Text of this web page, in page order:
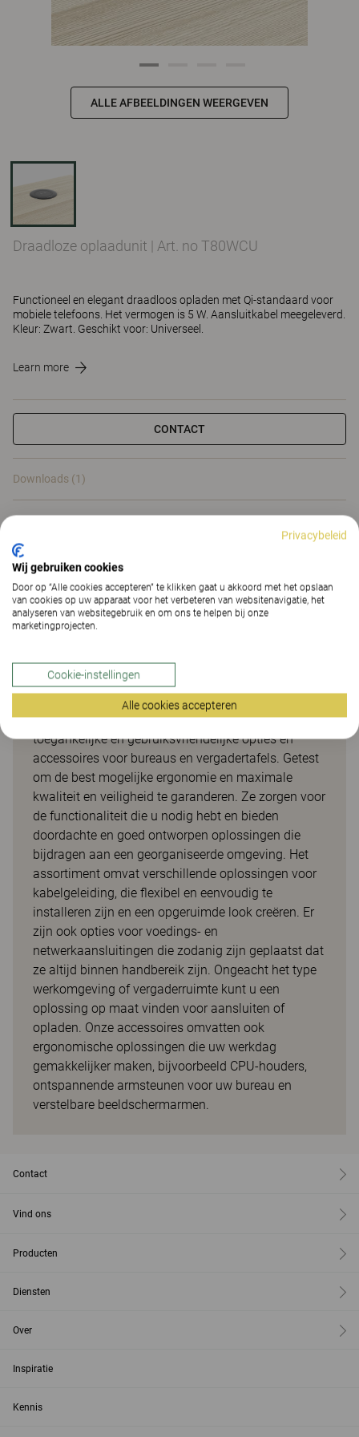
ALLE AFBEELDINGEN WEERGEVEN
Draadloze oplaadunit | Art. no T80WCU
Functioneel en elegant draadloos opladen met Qi-standaard voor
mobiele telefoons. Het vermogen is 5 W. Aansluitkabel meegeleverd.
Kleur: Zwart. Geschikt voor: Universeel.
Learn more
CONTACT
Downloads (1)
Slimme opties en accessoires
voor bureaus en
vergadertafels
Opti is ons slimme assortiment eenvoudig
toegankelijke en gebruiksvriendelijke opties en
accessoires voor bureaus en vergadertafels. Getest
om de best mogelijke ergonomie en maximale
kwaliteit en veiligheid te garanderen. Ze zorgen voor
de functionaliteit die u nodig hebt en bieden
doordachte en goed ontworpen oplossingen die
bijdragen aan een georganiseerde omgeving. Het
assortiment omvat verschillende oplossingen voor
kabelgeleiding, die flexibel en eenvoudig te
installeren zijn en een opgeruimde look creëren. Er
zijn ook opties voor voedings- en
netwerkaansluitingen die zodanig zijn geplaatst dat
ze altijd binnen handbereik zijn. Ongeacht het type
werkomgeving of vergaderruimte kunt u een
oplossing op maat vinden voor aansluiten of
opladen. Onze accessoires omvatten ook
ergonomische oplossingen die uw werkdag
gemakkelijker maken, bijvoorbeeld CPU-houders,
ontspannende armsteunen voor uw bureau en
verstelbare beeldschermarmen.
Contact
Vind ons
Producten
Diensten
Over
Inspiratie
Kennis
Privacybeleid
Wij gebruiken cookies
Door op “Alle cookies accepteren” te klikken gaat u akkoord met het opslaan
van cookies op uw apparaat voor het verbeteren van websitenavigatie, het
analyseren van websitegebruik en om ons te helpen bij onze
marketingprojecten.
Cookie-instellingen
Alle cookies accepteren